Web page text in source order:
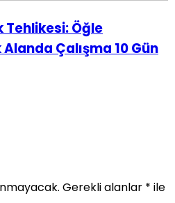
Tehlikesi: Öğle
Çalışma 10 Gün
Gerekli alanlar * ile